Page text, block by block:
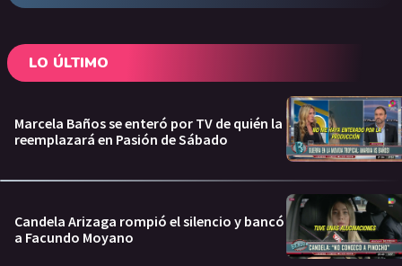
LO ÚLTIMO
Marcela Baños se enteró por TV de quién la
reemplazará en Pasión de Sábado
Candela Arizaga rompió el silencio y bancó
a Facundo Moyano